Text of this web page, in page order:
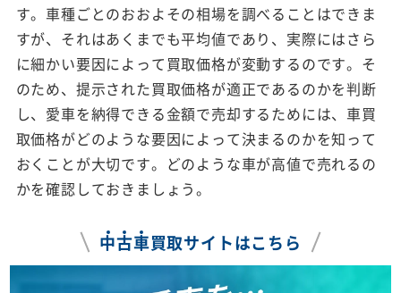
す。車種ごとのおおよその相場を調べることはできま
すが、それはあくまでも平均値であり、実際にはさら
に細かい要因によって買取価格が変動するのです。そ
のため、提示された買取価格が適正であるのかを判断
し、愛車を納得できる金額で売却するためには、車買
取価格がどのような要因によって決まるのかを知って
おくことが大切です。どのような車が高値で売れるの
かを確認しておきましょう。
中古車買取サイトはこちら